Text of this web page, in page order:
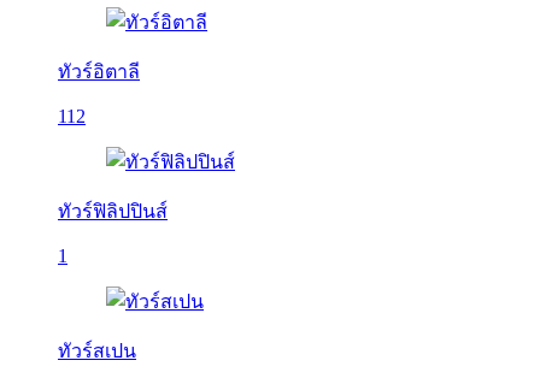
ทัวร์อิตาลี
112
ทัวร์ฟิลิปปินส์
1
ทัวร์สเปน